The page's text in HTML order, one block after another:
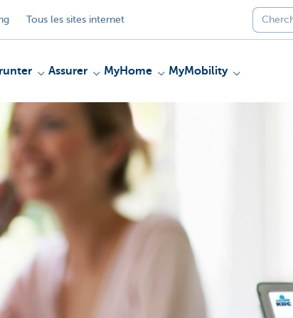
Tous les sites internet
Assurer MyHome MyMobility